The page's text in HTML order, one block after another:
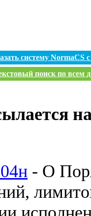
систему
поиск по всем
- О